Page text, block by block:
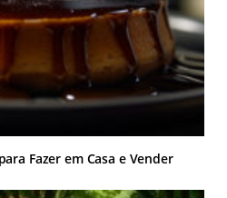
Fazer em Casa e Vender